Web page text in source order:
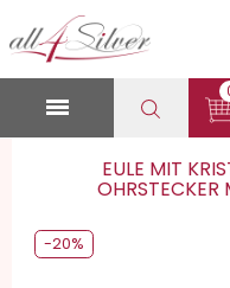

EULE MIT
-20%